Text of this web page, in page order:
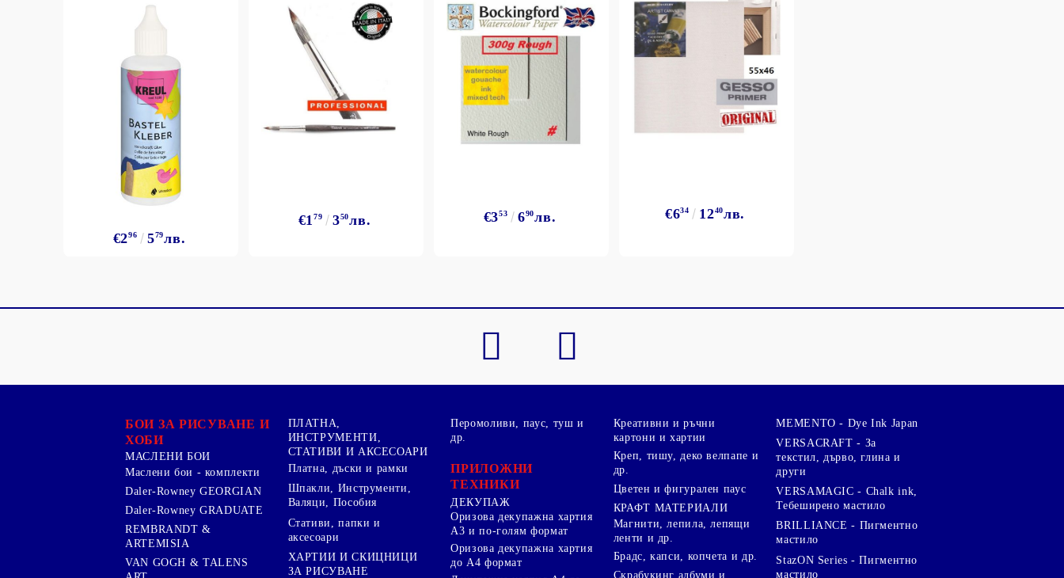
€296 579лв.
€179 350лв. €353 690лв. €634 1240лв.
БОИ ЗА РИСУВАНЕ И
ХОБИ
МАСЛЕНИ БОИ
Маслени бои - комплекти
Daler-Rowney GEORGIAN
Daler-Rowney GRADUATE
REMBRANDT &
ARTEMISIA
VAN GOGH & TALENS
ПЛАТНА,
ИНСТРУМЕНТИ,
СТАТИВИ И АКСЕСОАРИ
Платна, дъски и рамки
Шпакли, Инструменти,
Валяци, Пособия
Стативи, папки и
аксесоари
ХАРТИИ И СКИЦНИЦИ
ЗА РИСУВАНЕ
Перомоливи, паус, туш и
др.
ПРИЛОЖНИ
ТЕХНИКИ
ДЕКУПАЖ
Оризова декупажна хартия
А3 и по-голям формат
Оризова декупажна хартия
до А4 формат
Креативни и ръчни
картони и хартии
Креп, тишу, деко велпапе и
др.
Цветен и фигурален паус
КРАФТ МАТЕРИАЛИ
Магнити, лепила, лепящи
ленти и др.
Брадс, капси, копчета и др.
Скрабукинг албуми и
MEMENTO - Dye Ink Japan
VERSACRAFT - За
текстил, дърво, глина и
други
VERSAMAGIC - Chalk ink,
Тебеширено мастило
BRILLIANCE - Пигментно
мастило
StazON Series - Пигментно
мастило